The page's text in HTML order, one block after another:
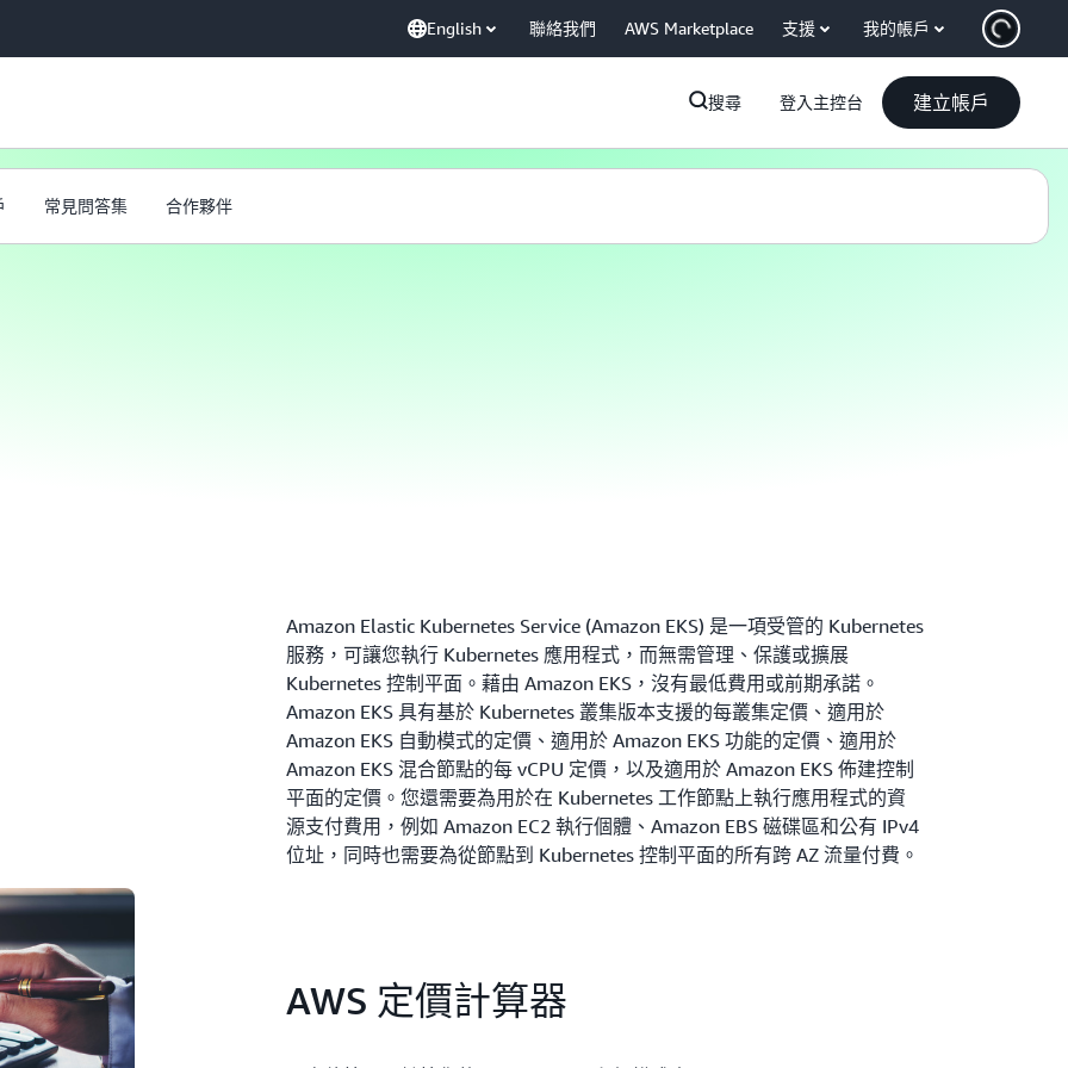
English 聯絡我們 AWS Marketplace 支援 我的帳戶
搜尋 登入主控台 建立帳戶
常見問答集 合作夥伴
Amazon Elastic Kubernetes Service (Amazon EKS) 是一項受管的 Kubernetes
服務，可讓您執行 Kubernetes 應用程式，而無需管理、保護或擴展
Kubernetes 控制平面。藉由 Amazon EKS，沒有最低費用或前期承諾。
Amazon EKS 具有基於 Kubernetes 叢集版本支援的每叢集定價、適用於
Amazon EKS 自動模式的定價、適用於 Amazon EKS 功能的定價、適用於
Amazon EKS 混合節點的每 vCPU 定價，以及適用於 Amazon EKS 佈建控制
平面的定價。您還需要為用於在 Kubernetes 工作節點上執行應用程式的資
源支付費用，例如 Amazon EC2 執行個體、Amazon EBS 磁碟區和公有 IPv4
位址，同時也需要為從節點到 Kubernetes 控制平面的所有跨 AZ 流量付費。
AWS 定價計算器